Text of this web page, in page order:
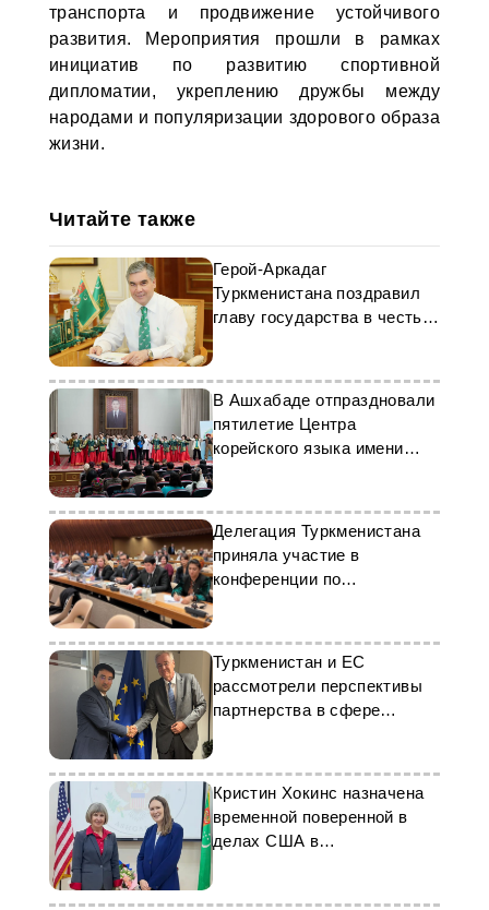
транспорта и продвижение устойчивого
развития. Мероприятия прошли в рамках
инициатив по развитию спортивной
дипломатии, укреплению дружбы между
народами и популяризации здорового образа
жизни.
Читайте также
Герой-Аркадаг
Туркменистана поздравил
главу государства в честь
дня скакуна
В Ашхабаде отпраздновали
пятилетие Центра
корейского языка имени
короля Седжона
Делегация Туркменистана
приняла участие в
конференции по
народонаселению в Женеве
Туркменистан и ЕС
рассмотрели перспективы
партнерства в сфере
Кристин Хокинс назначена
временной поверенной в
делах США в
Туркменистане